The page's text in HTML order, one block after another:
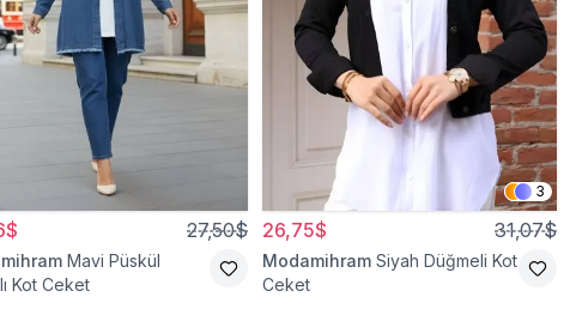
27,50$
Mavi Püskül
Kot Ceket
3
26,75$ 31,07$
Modamihram Siyah Düğmeli Kot
Ceket